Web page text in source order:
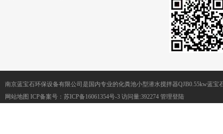
南京蓝宝石环保设备有限公司是国内专业的化粪池小型潜水搅拌器QJB0.55kw蓝宝
网站地图 ICP备案号： 苏ICP备16061354号-3 访问量:392274 管理登陆